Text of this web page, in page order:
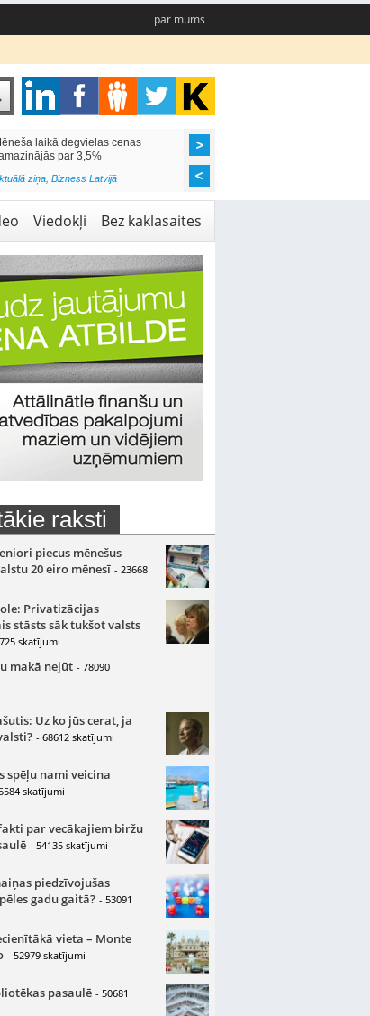
par mums
laikā degvielas cenas
par 3,5%
ziņa, Bizness Latvijā
Viedokļi Bez kaklasaites
raksti
piecus mēnešus
20 eiro mēnesī - 23668
Privatizācijas
stāsts sāk tukšot valsts
skatījumi
makā nejūt - 78090
Uz ko jūs cerat, ja
- 68612 skatījumi
spēļu nami veicina
skatījumi
par vecākajiem biržu
- 54135 skatījumi
piedzīvojušas
gadu gaitā? - 53091
vieta – Monte
- 52979 skatījumi
pasaulē - 50681